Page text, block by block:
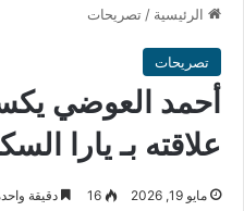
الرئيسية / تصريحات
تصريحات
أحمد العوضي
علاقته بـ يارا
مايو 19, 2026 16 دقيقة